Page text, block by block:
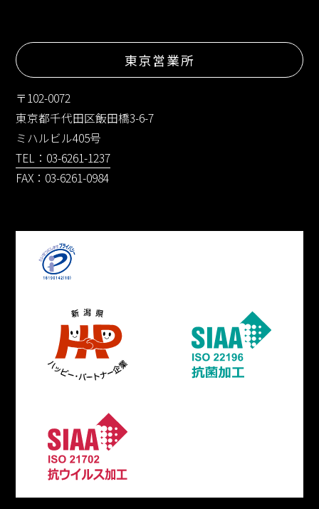
東京営業所
〒102-0072
東京都千代田区飯田橋3-6-7
ミハルビル405号
TEL：03-6261-1237
FAX：03-6261-0984